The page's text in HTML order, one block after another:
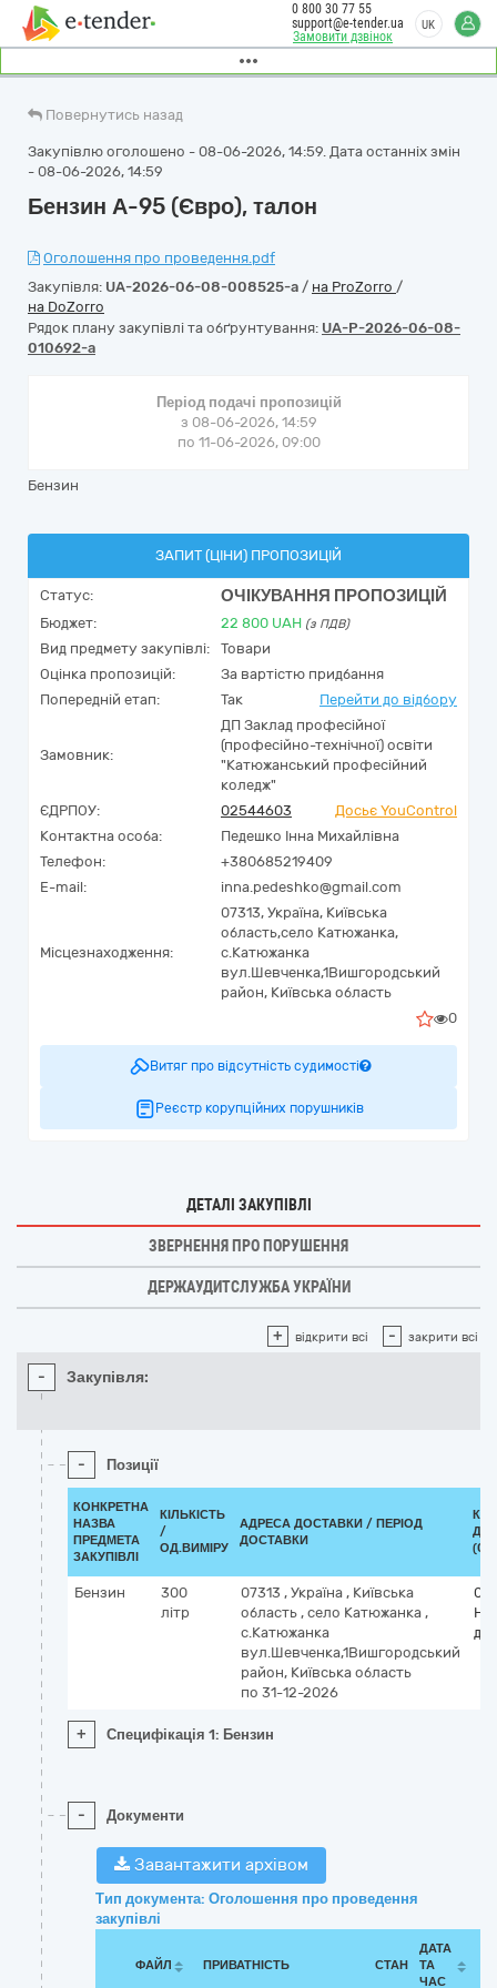
Замовити дзвінок
0 800 30 77 55
support@e-tender.ua
UK
Повернутись назад
Закупівлю оголошено - 08-06-2026, 14:59. Дата останніх змін
- 08-06-2026, 14:59
Бензин А-95 (Євро), талон
Оголошення про проведення.pdf
Закупівля: UA-2026-06-08-008525-a / на ProZorro /
на DoZorro
Рядок плану закупівлі та обґрунтування: UA-P-2026-06-08-
010692-a
Період подачі пропозицій
з 08-06-2026, 14:59
по 11-06-2026, 09:00
Бензин
ЗАПИТ (ЦІНИ) ПРОПОЗИЦІЙ
Статус: ОЧІКУВАННЯ ПРОПОЗИЦІЙ
Бюджет: 22 800 UAH (з ПДВ)
Вид предмету закупівлі:
Товари
Оцінка пропозицій:
За вартістю придбання
Попередній етап:
Так Перейти до відбору
Замовник:
ДП Заклад професійної
(професійно-технічної) освіти
"Катюжанський професійний
коледж"
ЄДРПОУ:
02544603
Досьє YouControl
Контактна особа:
Педешко Інна Михайлівна
Телефон:
+380685219409
E-mail:
inna.pedeshko@gmail.com
Місцезнаходження:
07313, Україна, Київська
область,село Катюжанка,
с.Катюжанка
вул.Шевченка,1Вишгородський
район, Київська область
0
Витяг про відсутність судимості
Реєстр корупційних порушників
ДЕТАЛІ ЗАКУПІВЛІ
ЗВЕРНЕННЯ ПРО ПОРУШЕННЯ
ДЕРЖАУДИТСЛУЖБА УКРАЇНИ
+ відкрити всі - закрити всі
- Закупівля:
- Позиції
КОНКРЕТНА
НАЗВА
ПРЕДМЕТА
ЗАКУПІВЛІ
КІЛЬКІСТЬ
/
ОД.ВИМІРУ
АДРЕСА ДОСТАВКИ / ПЕРІОД
ДОСТАВКИ
ДК
Бензин
300
літр
07313 , Україна , Київська
область , село Катюжанка ,
с.Катюжанка
вул.Шевченка,1Вишгородський
район, Київська область
по 31-12-2026
+ Специфікація 1: Бензин
- Документи
Завантажити архівом
Тип документа: Оголошення про проведення
закупівлі
ФАЙЛ ПРИВАТНІСТЬ СТАН
ДАТА
ТА
ЧАС